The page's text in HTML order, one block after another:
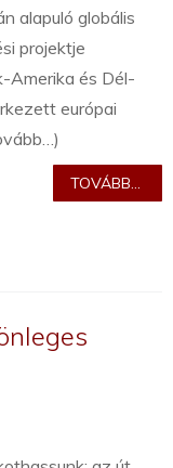
alapuló globális
projektje
Amerika és Dél-
európai
TOVÁBB...